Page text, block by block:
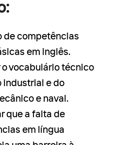
de competências
em inglês.
o vocabulário técnico
industrial e do
e naval.
que a falta de
em língua